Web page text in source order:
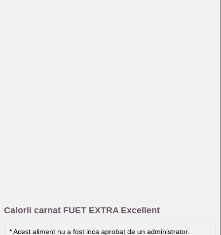
Calorii carnat FUET EXTRA Excellent
* Acest aliment nu a fost inca aprobat de un administrator.